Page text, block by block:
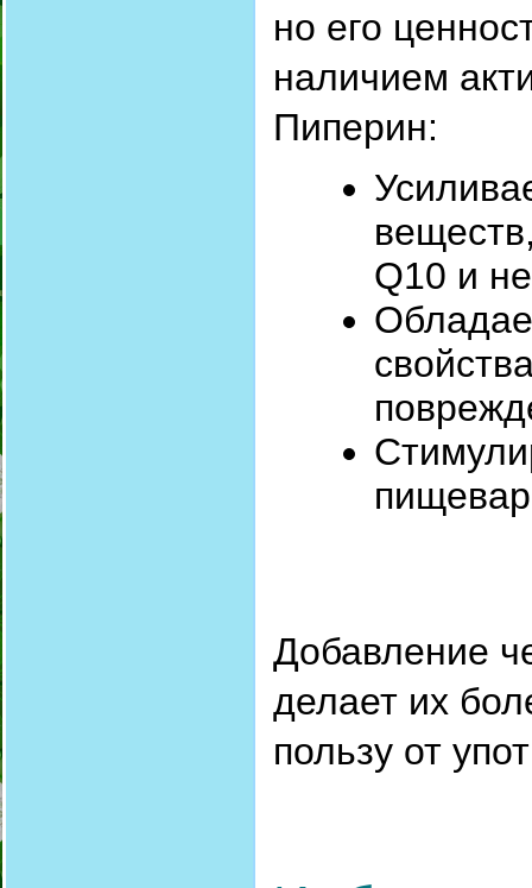
но его
наличием
Пиперин:
Q10 и
Добавление
делает их
пользу от